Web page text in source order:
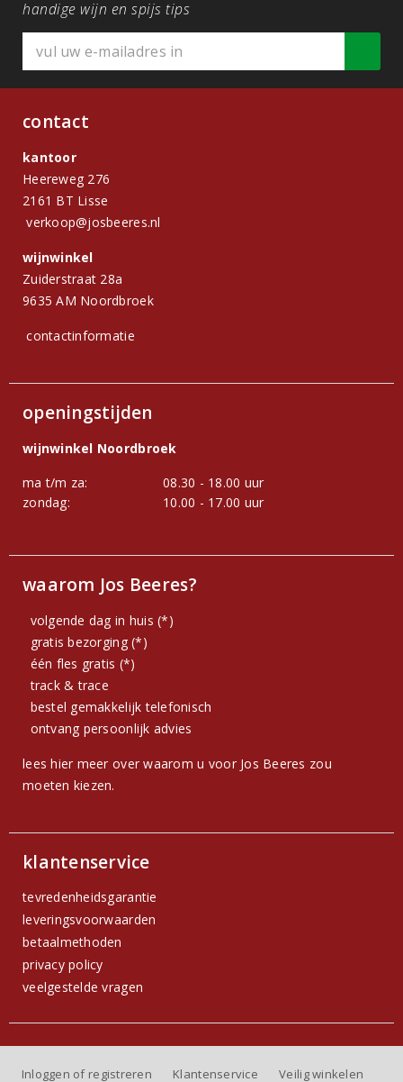
handige wijn en spijs tips
contact
kantoor
Heereweg 276
2161 BT Lisse
verkoop@josbeeres.nl
wijnwinkel
Zuiderstraat 28a
9635 AM Noordbroek
contactinformatie
openingstijden
wijnwinkel Noordbroek
ma t/m za:
08.30 - 18.00 uur
zondag:
10.00 - 17.00 uur
waarom Jos Beeres?
volgende dag in huis (*)
gratis bezorging (*)
één fles gratis (*)
track & trace
bestel gemakkelijk telefonisch
ontvang persoonlijk advies
lees hier meer over waarom u voor Jos Beeres zou
moeten kiezen.
klantenservice
tevredenheidsgarantie
leveringsvoorwaarden
betaalmethoden
privacy policy
veelgestelde vragen
Inloggen of registreren Klantenservice Veilig winkelen